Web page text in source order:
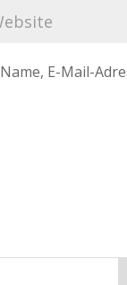
Name, E-Mail-